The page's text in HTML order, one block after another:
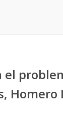
el
Homero